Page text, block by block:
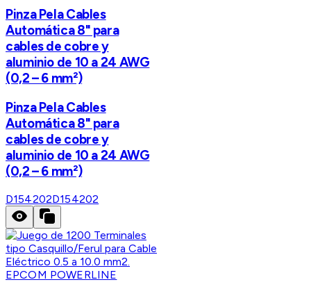
Pinza Pela Cables
Automática 8" para
cables de cobre y
aluminio de 10 a 24 AWG
(0,2 – 6 mm²)
Pinza Pela Cables
Automática 8" para
cables de cobre y
aluminio de 10 a 24 AWG
(0,2 – 6 mm²)
D154202D154202
EPCOM POWERLINE